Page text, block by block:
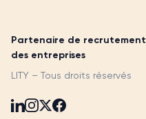
Partenaire de recrutement
des entreprises
LITY – Tous droits réservés